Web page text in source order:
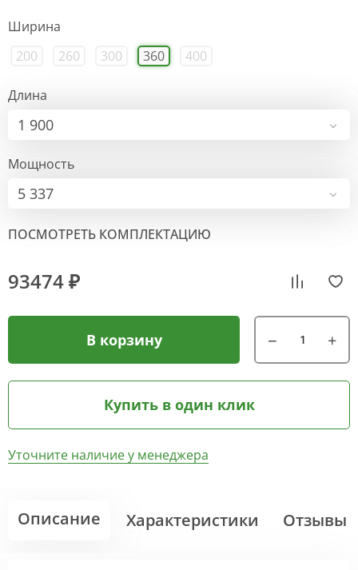
Ширина
200
260 300 360 400
Длина
1 900
Мощность
5 337
ПОСМОТРЕТЬ КОМПЛЕКТАЦИЮ
93474 ₽
В корзину
Купить в один клик
Уточните наличие у менеджера
Описание Характеристики Отзывы